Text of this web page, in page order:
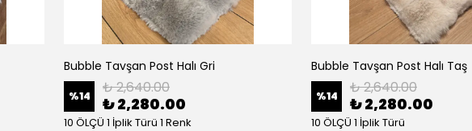
Bubble Tavşan Post Halı Gri
%14 ₺ 2,640.00
₺ 2,280.00
10 ÖLÇÜ 1 İplik Türü 1 Renk
Bubble Tavşan Post Halı Taş
%14 ₺ 2,640.00
₺ 2,280.00
10 ÖLÇÜ 1 İplik Türü